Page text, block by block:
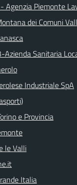
Agenzia Piemonte
dei Comuni
Azienda Sanitaria
Industriale SpA
e Provincia
le Valli
Italia